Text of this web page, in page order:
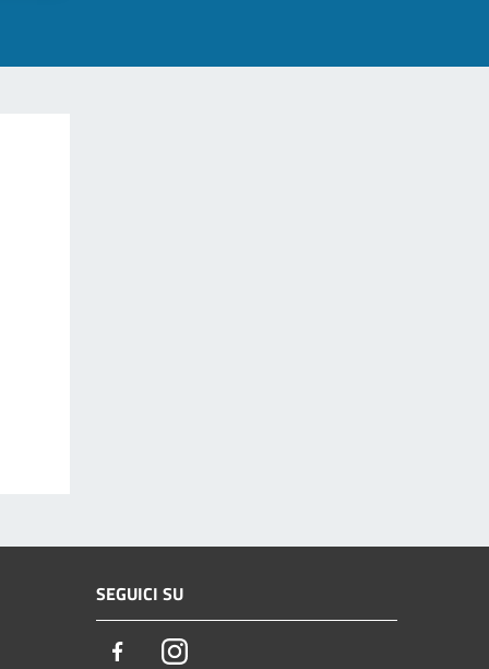
SEGUICI SU
FacebookInstagram